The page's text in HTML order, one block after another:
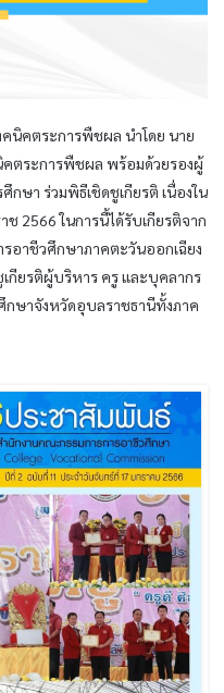
นิคตระการพืชผล นำโดย นาย
ตระการพืชผล พร้อมด้วยรองผู้
ษา ร่วมพิธีเชิดชูเกียรติ เนื่องใน
2566 ในการนี้ได้รับเกียรติจาก
อาชีวศึกษาภาคตะวันออกเฉียง
กียรติผู้บริหาร ครู และบุคลากร
กษาจังหวัดอุบลราชธานีทั้งภาค